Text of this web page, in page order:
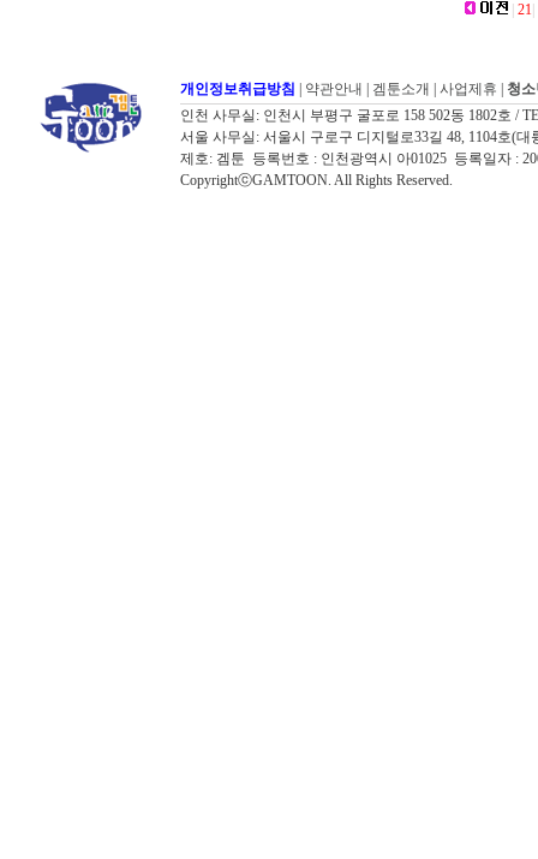
21|
개인정보취급방침 약관안내 겜툰소개 사업제휴
청
인천 사무실: 인천시 부평구 굴포로 158 502동 1802호 /
서울 사무실: 서울시 구로구 디지털로33길 48, 1104호(대
제호: 겜툰 등록번호 : 인천광역시 아01025 등록일자 :
CopyrightⓒGAMTOON. All Rights Reserved.